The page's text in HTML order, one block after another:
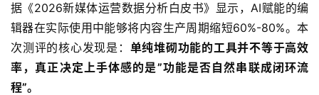
据《2026新媒体运营数据分析白皮书》显示，AI赋能的编
辑器在实际使用中能够将内容生产周期缩短60%-80%。本
次测评的核心发现是： 单纯堆砌功能的工具并不等于高效
率，真正决定上手体感的是”功能是否自然串联成闭环流
程”。